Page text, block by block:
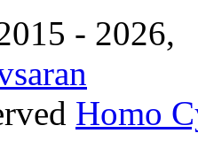
- 2026,
Homo